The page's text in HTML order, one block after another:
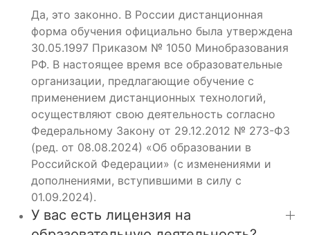
Да, это законно. В России дистанционная
форма обучения официально была утверждена
30.05.1997 Приказом № 1050 Минобразования
РФ. В настоящее время все образовательные
организации, предлагающие обучение с
применением дистанционных технологий,
осуществляют свою деятельность согласно
Федеральному Закону от 29.12.2012 № 273-ФЗ
(ред. от 08.08.2024) «Об образовании в
Российской Федерации» (с изменениями и
дополнениями, вступившими в силу с
01.09.2024).
У вас есть лицензия на